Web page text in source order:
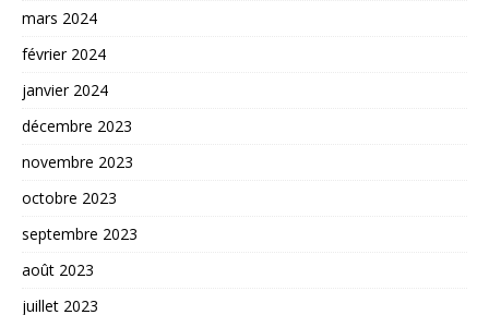
mars 2024
février 2024
janvier 2024
décembre 2023
novembre 2023
octobre 2023
septembre 2023
août 2023
juillet 2023